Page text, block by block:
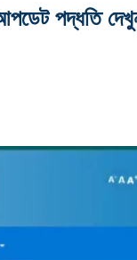
পদ্ধতি দেখুন